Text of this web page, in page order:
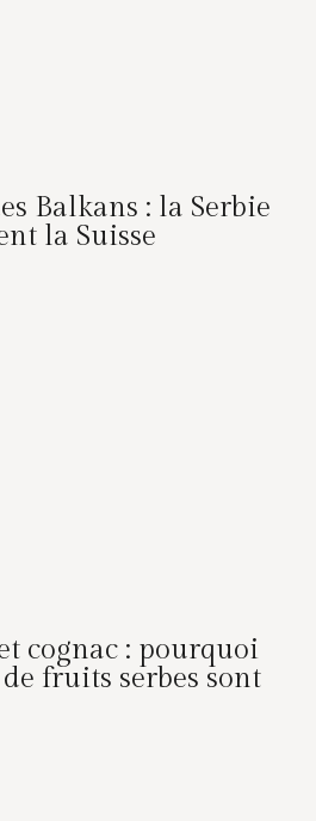
Balkans : la Serbie
la Suisse
cognac : pourquoi
fruits serbes sont